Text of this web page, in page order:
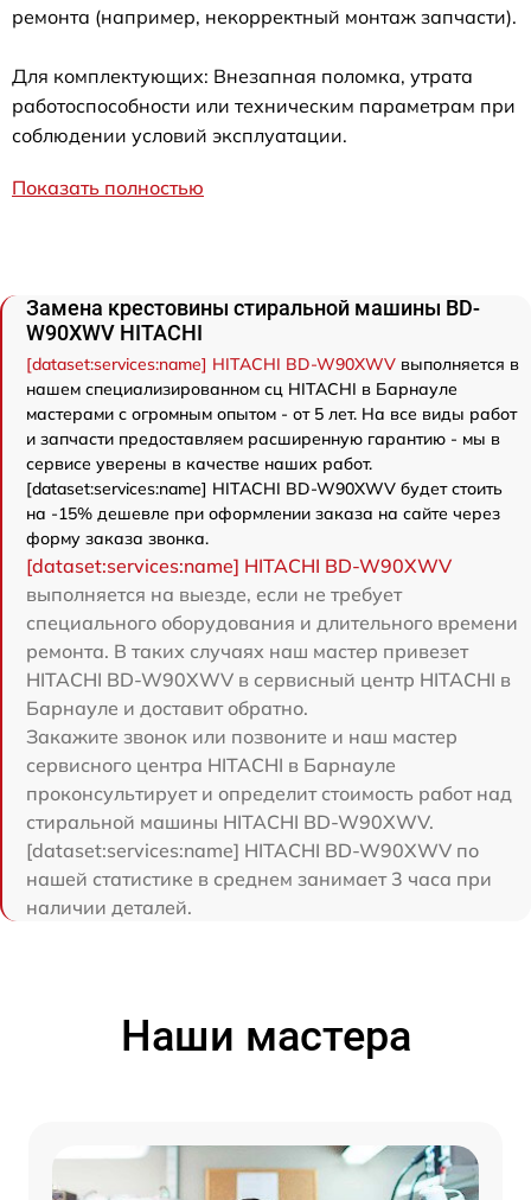
ремонта (например, некорректный монтаж запчасти).
Для комплектующих: Внезапная поломка, утрата
работоспособности или техническим параметрам при
соблюдении условий эксплуатации.
Показать полностью
Замена крестовины стиральной машины BD-
W90XWV HITACHI
[dataset:services:name] HITACHI BD-W90XWV выполняется в
нашем специализированном сц HITACHI в Барнауле
мастерами с огромным опытом - от 5 лет. На все виды работ
и запчасти предоставляем расширенную гарантию - мы в
сервисе уверены в качестве наших работ.
[dataset:services:name] HITACHI BD-W90XWV будет стоить
на -15% дешевле при оформлении заказа на сайте через
форму заказа звонка.
[dataset:services:name] HITACHI BD-W90XWV
выполняется на выезде, если не требует
специального оборудования и длительного времени
ремонта. В таких случаях наш мастер привезет
HITACHI BD-W90XWV в сервисный центр HITACHI в
Барнауле и доставит обратно.
Закажите звонок или позвоните и наш мастер
сервисного центра HITACHI в Барнауле
проконсультирует и определит стоимость работ над
стиральной машины HITACHI BD-W90XWV.
[dataset:services:name] HITACHI BD-W90XWV по
нашей статистике в среднем занимает 3 часа при
наличии деталей.
Наши мастера